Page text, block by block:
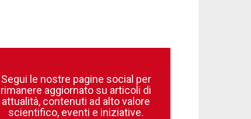
Segui le nostre pagine social per
rimanere aggiornato su articoli di
attualità, contenuti ad alto valore
scientifico, eventi e iniziative.